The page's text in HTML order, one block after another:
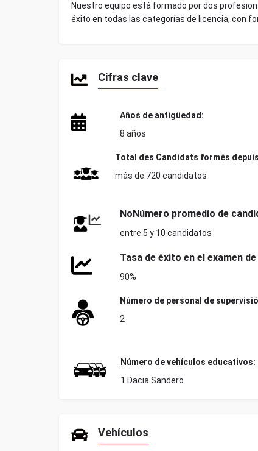
Nuestro equipo está formado por dos
éxito en todas las categorías de licencia, con
Cifras clave
Años de antigüedad:
8 años
Total des Candidats formés
más de 720 candidatos
NoNúmero promedio de
entre 5 y 10 candidatos
Tasa de éxito en el examen
90%
Número de personal de
2
Número de vehículos educativos:
1 Dacia Sandero
Vehículos